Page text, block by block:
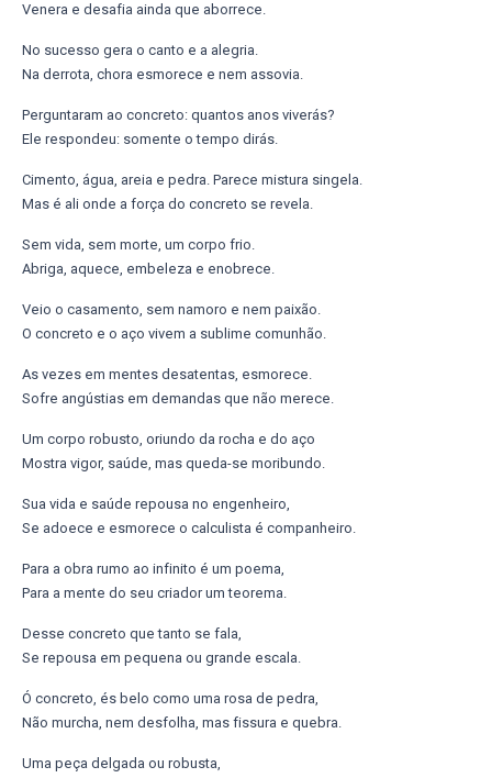
Venera e desafia ainda que aborrece.
No sucesso gera o canto e a alegria.
Na derrota, chora esmorece e nem assovia.
Perguntaram ao concreto: quantos anos viverás?
Ele respondeu: somente o tempo dirás.
Cimento, água, areia e pedra. Parece mistura singela.
Mas é ali onde a força do concreto se revela.
Sem vida, sem morte, um corpo frio.
Abriga, aquece, embeleza e enobrece.
Veio o casamento, sem namoro e nem paixão.
O concreto e o aço vivem a sublime comunhão.
As vezes em mentes desatentas, esmorece.
Sofre angústias em demandas que não merece.
Um corpo robusto, oriundo da rocha e do aço
Mostra vigor, saúde, mas queda-se moribundo.
Sua vida e saúde repousa no engenheiro,
Se adoece e esmorece o calculista é companheiro.
Para a obra rumo ao infinito é um poema,
Para a mente do seu criador um teorema.
Desse concreto que tanto se fala,
Se repousa em pequena ou grande escala.
Ó concreto, és belo como uma rosa de pedra,
Não murcha, nem desfolha, mas fissura e quebra.
Uma peça delgada ou robusta,